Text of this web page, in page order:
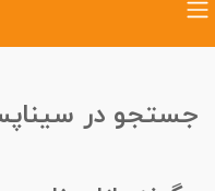
جستجو در